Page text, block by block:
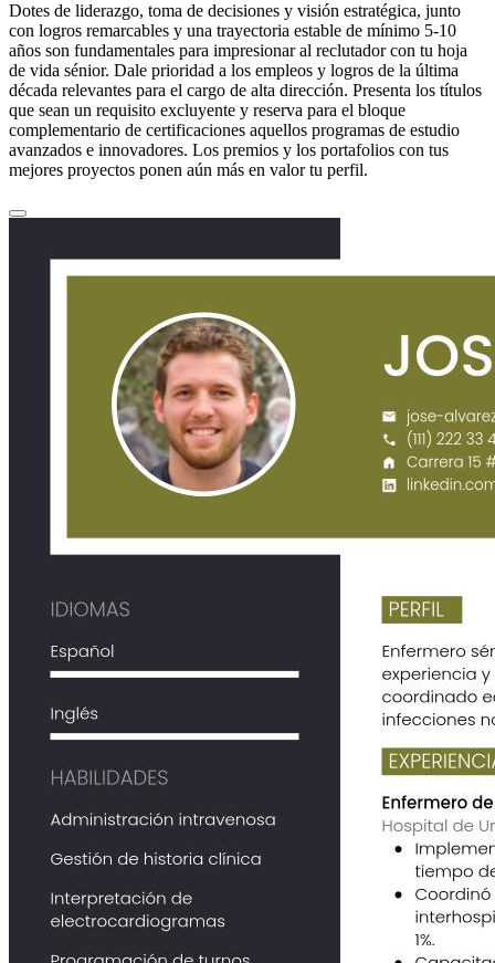
Dotes de liderazgo, toma de decisiones y visión estratégica, junto
con logros remarcables y una trayectoria estable de mínimo 5-10
años son fundamentales para impresionar al reclutador con tu hoja
de vida sénior. Dale prioridad a los empleos y logros de la última
década relevantes para el cargo de alta dirección. Presenta los títulos
que sean un requisito excluyente y reserva para el bloque
complementario de certificaciones aquellos programas de estudio
avanzados e innovadores. Los premios y los portafolios con tus
mejores proyectos ponen aún más en valor tu perfil.